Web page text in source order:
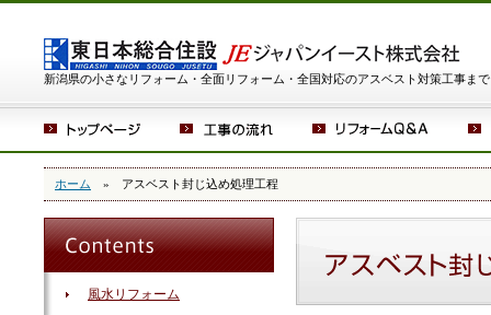
新潟県の小さなリフォーム・全面リフォーム・全国対応のアスベスト対策工事ま
ホーム » アスベスト封じ込め処理工程
風水リフォーム